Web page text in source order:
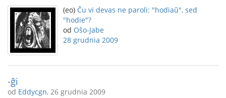
(eo) Ĉu vi devas ne paroli: "hodiaŭ", sed
"hodie"?
od Oŝo-Jabe
28 grudnia 2009
-ĝi
od Eddycgn, 26 grudnia 2009